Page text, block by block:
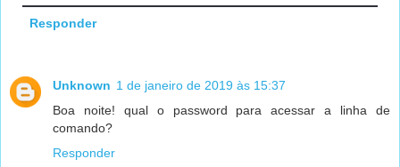
Responder
Unknown 1 de janeiro de 2019 às 15:37
Boa noite! qual o password para acessar a linha de
comando?
Responder